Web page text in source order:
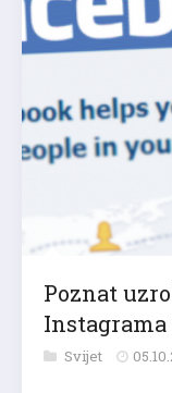
Poznat
Svijet